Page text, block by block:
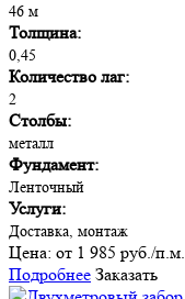
46 м
Толщина:
0,45
Количество лаг:
2
Столбы:
металл
Фундамент:
Ленточный
Услуги:
Доставка, монтаж
Цена: от 1 985 руб./п.м.
Подробнее Заказать